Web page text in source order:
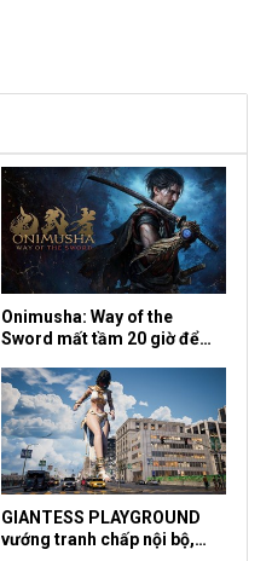
Onimusha: Way of the
Sword mất tầm 20 giờ để
dành cho newbie và lão làng
GIANTESS PLAYGROUND
vướng tranh chấp nội bộ,